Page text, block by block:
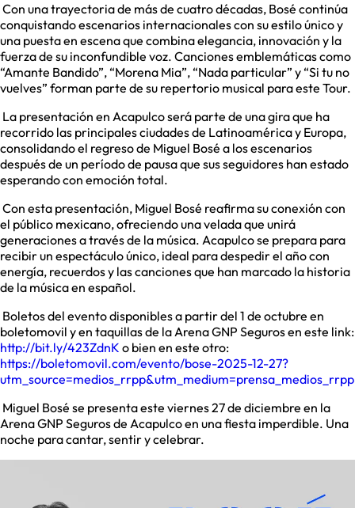
Con una trayectoria de más de cuatro décadas, Bosé continúa
conquistando escenarios internacionales con su estilo único y
una puesta en escena que combina elegancia, innovación y la
fuerza de su inconfundible voz. Canciones emblemáticas como
“Amante Bandido”, “Morena Mia”, “Nada particular” y “Si tu no
vuelves” forman parte de su repertorio musical para este Tour.
La presentación en Acapulco será parte de una gira que ha
recorrido las principales ciudades de Latinoamérica y Europa,
consolidando el regreso de Miguel Bosé a los escenarios
después de un período de pausa que sus seguidores han estado
esperando con emoción total.
Con esta presentación, Miguel Bosé reafirma su conexión con
el público mexicano, ofreciendo una velada que unirá
generaciones a través de la música. Acapulco se prepara para
recibir un espectáculo único, ideal para despedir el año con
energía, recuerdos y las canciones que han marcado la historia
de la música en español.
Boletos del evento disponibles a partir del 1 de octubre en
boletomovil y en taquillas de la Arena GNP Seguros en este link:
http://bit.ly/423ZdnK o bien en este otro:
https://boletomovil.com/evento/bose-2025-12-27?
Miguel Bosé se presenta este viernes 27 de diciembre en la
Arena GNP Seguros de Acapulco en una fiesta imperdible. Una
noche para cantar, sentir y celebrar.